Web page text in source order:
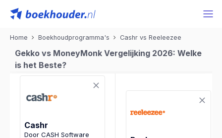
Home Boekhoudprogramma's Cashr vs Reeleezee
Gekko vs MoneyMonk Vergelijking 2026: Welke
is het Beste?
Cashr
Door CASH Software